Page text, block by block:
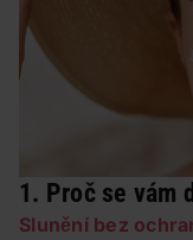
1. Proč se vám
Slunění bez